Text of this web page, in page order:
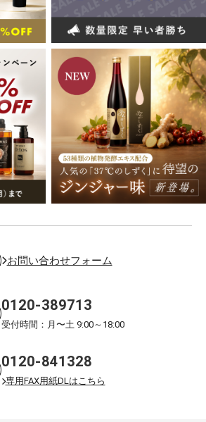
お問い合わせフォーム
0120-389713
受付時間：月〜土 9:00～18:00
0120-841328
専用FAX用紙DLはこちら